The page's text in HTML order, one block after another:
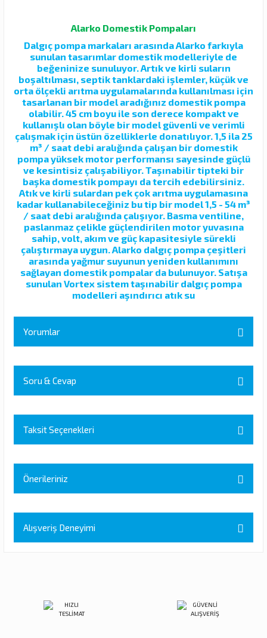
Alarko Domestik Pompaları
Dalgıç pompa markaları arasında Alarko farkıyla
sunulan tasarımlar domestik modelleriyle de
beğeninize sunuluyor. Artık ve kirli suların
boşaltılması, septik tanklardaki işlemler, küçük ve
orta ölçekli arıtma uygulamalarında kullanılması için
tasarlanan bir model aradığınız domestik pompa
olabilir. 45 cm boyu ile son derece kompakt ve
kullanışlı olan böyle bir model güvenli ve verimli
çalışmak için üstün özelliklerle donatılıyor. 1,5 ila 25
m³ / saat debi aralığında çalışan bir domestik
pompa yüksek motor performansı sayesinde güçlü
ve kesintisiz çalışabiliyor. Taşınabilir tipteki bir
başka domestik pompayı da tercih edebilirsiniz.
Atık ve kirli sulardan pek çok arıtma uygulamasına
kadar kullanabileceğiniz bu tip bir model 1,5 - 54 m³
/ saat debi aralığında çalışıyor. Basma ventiline,
paslanmaz çelikle güçlendirilen motor yuvasına
sahip, volt, akım ve güç kapasitesiyle sürekli
çalıştırmaya uygun. Alarko dalgıç pompa çeşitleri
arasında yağmur suyunun yeniden kullanımını
sağlayan domestik pompalar da bulunuyor. Satışa
sunulan Vortex sistem taşınabilir dalgıç pompa
modelleri aşındırıcı atık su
Yorumlar
Yorum Yaz
Soru & Cevap
Ürün hakkında henüz soru sorulmamış.
Soru Sor
Taksit Seçenekleri
Önerileriniz
tarafımıza iletebilirsiniz.
Görüş ve önerileriniz için teşekkür ederiz.
Ürün bilgilerinde hatalar bulunuyor.
Alışveriş Deneyimi